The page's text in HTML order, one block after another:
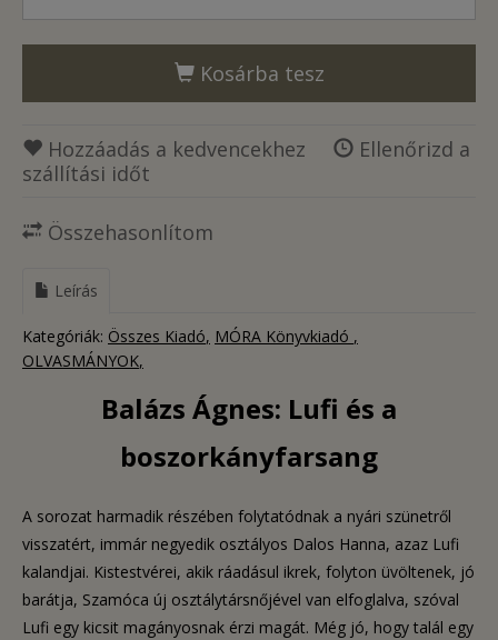
Kosárba tesz
Hozzáadás a kedvencekhez
Ellenőrizd a
szállítási időt
Összehasonlítom
Leírás
Kategóriák: Összes Kiadó MÓRA Könyvkiadó
OLVASMÁNYOK
Balázs Ágnes: Lufi és a
boszorkányfarsang
A sorozat harmadik részében folytatódnak a nyári szünetről
visszatért, immár negyedik osztályos Dalos Hanna, azaz Lufi
kalandjai. Kistestvérei, akik ráadásul ikrek, folyton üvöltenek, jó
barátja, Szamóca új osztálytársnőjével van elfoglalva, szóval
Lufi egy kicsit magányosnak érzi magát. Még jó, hogy talál egy